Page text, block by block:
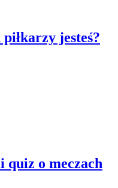
jesteś?
o meczach